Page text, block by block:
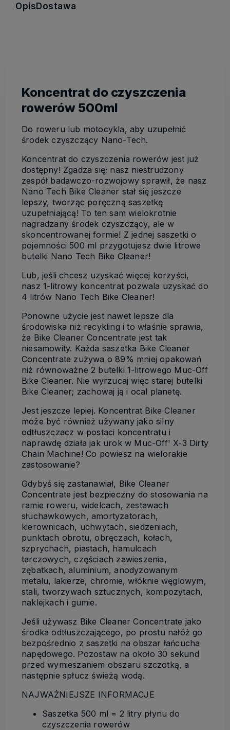
OpisDostawa
Koncentrat do czyszczenia
rowerów 500ml
Do roweru lub motocykla, aby uzupełnić
środek czyszczący Nano-Tech.
Koncentrat do czyszczenia rowerów jest już
dostępny! Zgadza się; nasz niestrudzony
zespół badawczo-rozwojowy sprawił, że nasz
Nano Tech Bike Cleaner stał się jeszcze
lepszy, tworząc poręczną saszetkę
uzupełniającą! To ten sam wielokrotnie
nagradzany środek czyszczący, ale w
skoncentrowanej formie! Z jednej saszetki o
pojemności 500 ml przygotujesz dwie litrowe
butelki Nano Tech Bike Cleaner!
Lub, jeśli chcesz uzyskać więcej korzyści,
nasz 1-litrowy koncentrat pozwala uzyskać do
4 litrów Nano Tech Bike Cleaner!
Ponowne użycie jest nawet lepsze dla
środowiska niż recykling i to właśnie sprawia,
że Bike Cleaner Concentrate jest tak
niesamowity. Każda saszetka Bike Cleaner
Concentrate zużywa o 89% mniej opakowań
niż równoważne 2 butelki 1-litrowego Muc-Off
Bike Cleaner. Nie wyrzucaj więc starej butelki
Bike Cleaner; zachowaj ją i ocal planetę.
Jest jeszcze lepiej. Koncentrat Bike Cleaner
może być również używany jako silny
odtłuszczacz w postaci koncentratu i
naprawdę działa jak urok w Muc-Off' X-3 Dirty
Chain Machine! Co powiesz na wielorakie
zastosowanie?
Gdybyś się zastanawiał, Bike Cleaner
Concentrate jest bezpieczny do stosowania na
ramie roweru, widelcach, zestawach
słuchawkowych, amortyzatorach,
kierownicach, uchwytach, siedzeniach,
punktach obrotu, obręczach, kołach,
szprychach, piastach, hamulcach
tarczowych, częściach zawieszenia,
zębatkach, aluminium, anodyzowanym
metalu, lakierze, chromie, włóknie węglowym,
stali, tworzywach sztucznych, kompozytach,
naklejkach i gumie.
Jeśli używasz Bike Cleaner Concentrate jako
środka odtłuszczającego, po prostu nałóż go
bezpośrednio z saszetki na obszar łańcucha
napędowego. Pozostaw na około 30 sekund
przed wymieszaniem obszaru szczotką, a
następnie spłucz świeżą wodą.
NAJWAŻNIEJSZE INFORMACJE
Saszetka 500 ml = 2 litry płynu do
czyszczenia rowerów